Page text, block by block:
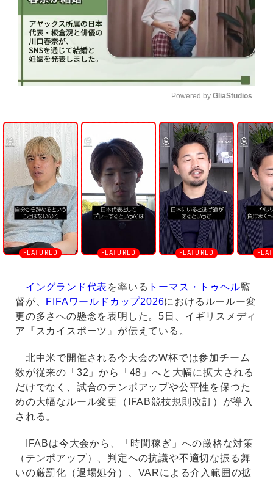
U
n
m
u
t
e
Powered by GliaStudios
イングランド代表 を率いる トーマス・トゥヘル監
督が、 FIFAワールドカップ2026におけるルールー変
更の多さへの懸念を表明した。5日、イギリスメディ
ア『スカイスポーツ』が伝えている。
北中米で開催される今大会のW杯では参加チーム
数が従来の「32」から「48」へと大幅に拡大される
だけでなく、試合のテンポアップや公平性を保つた
めの大幅なルール変更（IFAB競技規則改訂）が導入
される。
IFABは今大会から、「時間稼ぎ」への厳格な対策
（テンポアップ）、判定への抗議や不適切な振る舞
いの厳罰化（退場処分）、VARによる介入範囲の拡